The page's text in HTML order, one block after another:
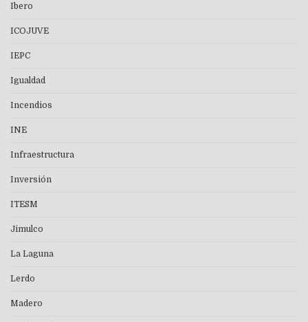
Ibero
ICOJUVE
IEPC
Igualdad
Incendios
INE
Infraestructura
Inversión
ITESM
Jimulco
La Laguna
Lerdo
Madero